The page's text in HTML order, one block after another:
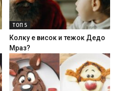
ТОП 5
Колку е висок и тежок Дедо
Мраз?